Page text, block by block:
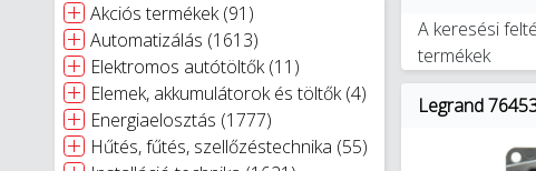
Akciós termékek (91)
Automatizálás (1613)
Elektromos autótöltők (11)
Elemek, akkumulátorok és töltők (4)
Energiaelosztás (1777)
Hűtés, fűtés, szellőzéstechnika (55)
A keresési
termékek
Legrand